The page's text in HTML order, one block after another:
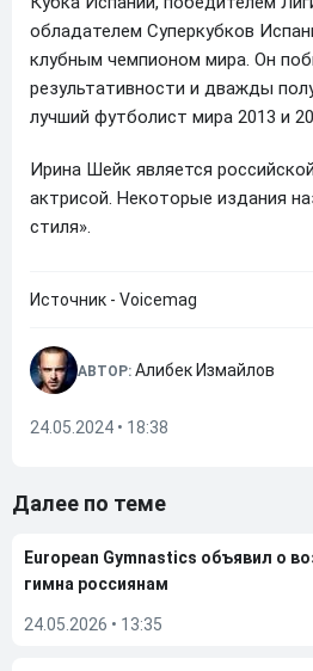
обладателем Суперкубков
клубным чемпионом мира. Он
результативности и дважды
лучший футболист мира 2013 и
Ирина Шейк является
актрисой. Некоторые издания
стиля».
Источник - Voicemag
АВТОР: Алибек Измайлов
24.05.2024 • 18:38
Далее по теме
European Gymnastics объявил о
гимна россиянам
24.05.2026 • 13:35